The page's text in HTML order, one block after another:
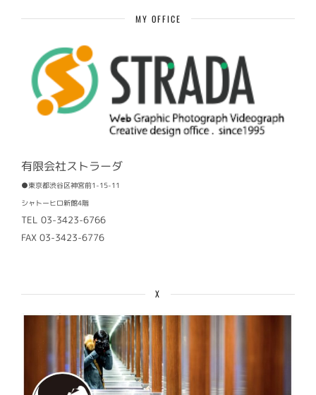
MY OFFICE
有限会社ストラーダ
●東京都渋谷区神宮前1-15-11
シャトーヒロ新館4階
TEL 03-3423-6766
FAX 03-3423-6776
X